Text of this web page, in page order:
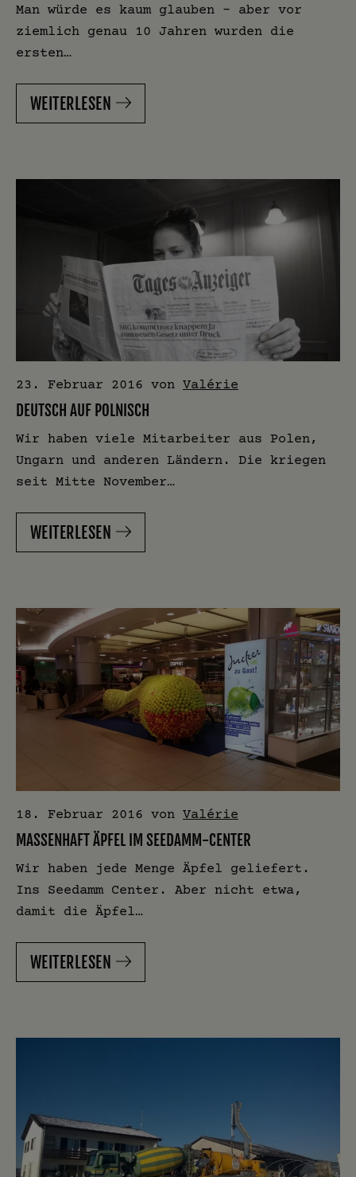
Man würde es kaum glauben – aber vor
ziemlich genau 10 Jahren wurden die
ersten…
WEITERLESEN
23. Februar 2016 von Valérie
DEUTSCH AUF POLNISCH
Wir haben viele Mitarbeiter aus Polen,
Ungarn und anderen Ländern. Die kriegen
seit Mitte November…
WEITERLESEN
18. Februar 2016 von Valérie
MASSENHAFT ÄPFEL IM SEEDAMM-CENTER
Wir haben jede Menge Äpfel geliefert.
Ins Seedamm Center. Aber nicht etwa,
damit die Äpfel…
WEITERLESEN